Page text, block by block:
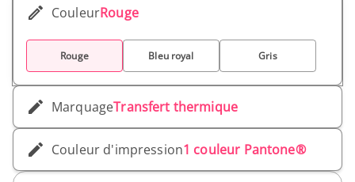
CouleurRouge
Rouge Bleu royal Gris
MarquageTransfert thermique
Couleur d'impression1 couleur Pantone®